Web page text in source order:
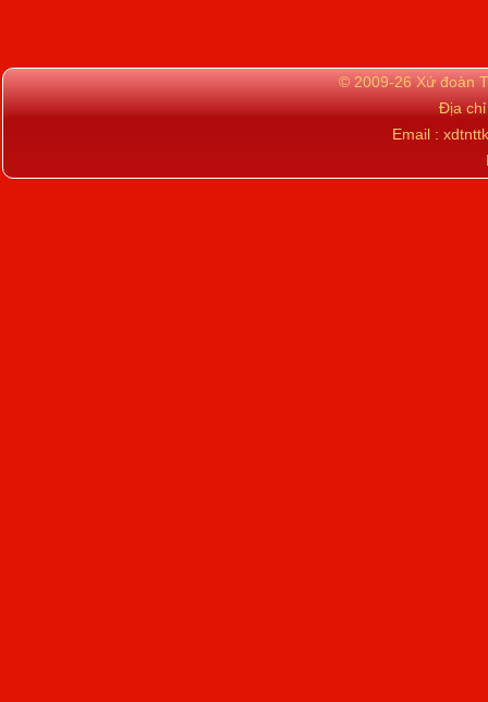
© 2009-26 Xứ đoàn
Địa
Email :